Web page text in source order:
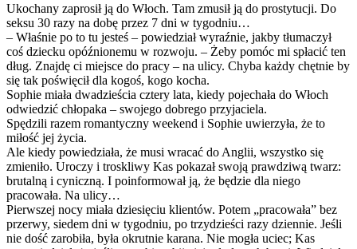
Ukochany zaprosił ją do Włoch. Tam zmusił ją do prostytucji. Do
seksu 30 razy na dobę przez 7 dni w tygodniu…
– Właśnie po to tu jesteś – powiedział wyraźnie, jakby tłumaczył
coś dziecku opóźnionemu w rozwoju. – Żeby pomóc mi spłacić ten
dług. Znajdę ci miejsce do pracy – na ulicy. Chyba każdy chętnie by
się tak poświęcił dla kogoś, kogo kocha.
Sophie miała dwadzieścia cztery lata, kiedy pojechała do Włoch
odwiedzić chłopaka – swojego dobrego przyjaciela.
Spędzili razem romantyczny weekend i Sophie uwierzyła, że to
miłość jej życia.
Ale kiedy powiedziała, że musi wracać do Anglii, wszystko się
zmieniło. Uroczy i troskliwy Kas pokazał swoją prawdziwą twarz:
brutalną i cyniczną. I poinformował ją, że będzie dla niego
pracowała. Na ulicy…
Pierwszej nocy miała dziesięciu klientów. Potem „pracowała” bez
przerwy, siedem dni w tygodniu, po trzydzieści razy dziennie. Jeśli
nie dość zarobiła, była okrutnie karana. Nie mogła uciec; Kas